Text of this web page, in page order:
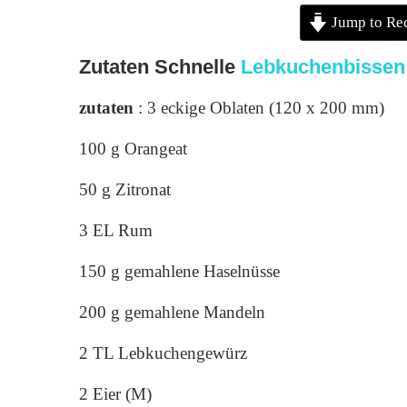
Jump to
Zutaten Schnelle Lebkuchenbissen
zutaten : 3 eckige Oblaten (120 x 200 mm)
100 g Orangeat
50 g Zitronat
3 EL Rum
150 g gemahlene Haselnüsse
200 g gemahlene Mandeln
2 TL Lebkuchengewürz
2 Eier (M)